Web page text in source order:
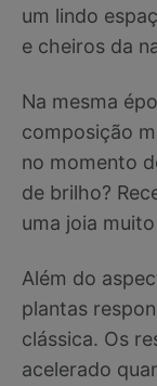
um lindo
e cheiros da
Na mesma
composição
no momento
de brilho?
uma joia
Além do
plantas
clássica. Os
acelerado